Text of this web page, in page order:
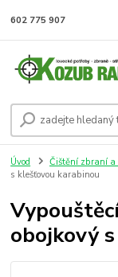
602 775 907
Úvod Čištění zbraní a
s klešťovou karabinou
obojkový